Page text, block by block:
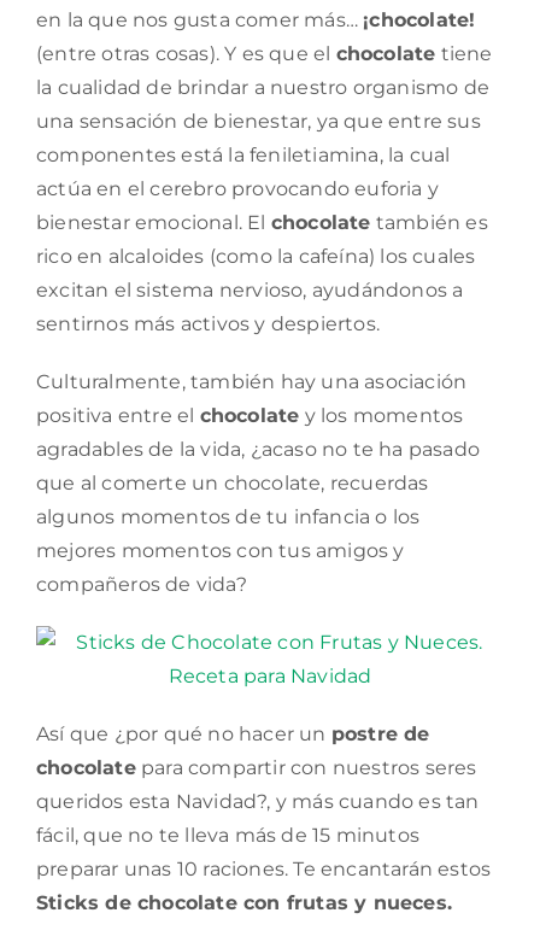
en la que nos gusta comer más…¡chocolate!
(entre otras cosas). Y es que el chocolate tiene
la cualidad de brindar a nuestro organismo de
una sensación de bienestar, ya que entre sus
componentes está la feniletiamina, la cual
actúa en el cerebro provocando euforia y
bienestar emocional. El chocolate también es
rico en alcaloides (como la cafeína) los cuales
excitan el sistema nervioso, ayudándonos a
sentirnos más activos y despiertos.
Culturalmente, también hay una asociación
positiva entre el chocolate y los momentos
agradables de la vida, ¿acaso no te ha pasado
que al comerte un chocolate, recuerdas
algunos momentos de tu infancia o los
mejores momentos con tus amigos y
compañeros de vida?
Así que ¿por qué no hacer un postre de
chocolatepara compartir con nuestros seres
queridos esta Navidad?, y más cuando es tan
fácil, que no te lleva más de 15 minutos
preparar unas 10 raciones. Te encantarán estos
Sticks de chocolate con frutas y nueces.